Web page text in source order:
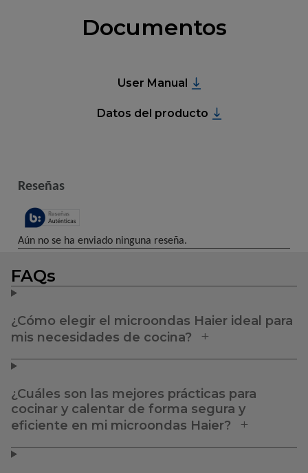
Documentos
User Manual
Datos del producto
FAQs
¿Cómo elegir el microondas Haier ideal para
mis necesidades de cocina?
¿Cuáles son las mejores prácticas para
cocinar y calentar de forma segura y
eficiente en mi microondas Haier?